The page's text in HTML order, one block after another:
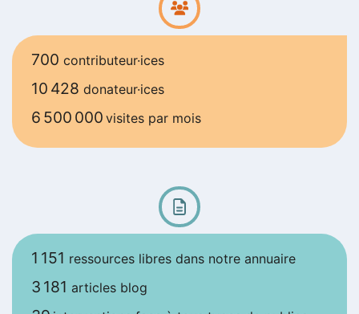
700 contributeur·ices
10 428 donateur·ices
6 500 000 visites par mois
1 151 ressources libres dans notre annuaire
3 181 articles blog